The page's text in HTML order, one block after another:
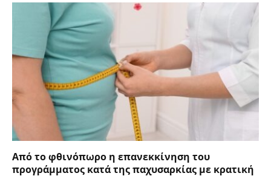
Από το φθινόπωρο η επανεκκίνηση του
προγράμματος κατά της παχυσαρκίας με κρατική